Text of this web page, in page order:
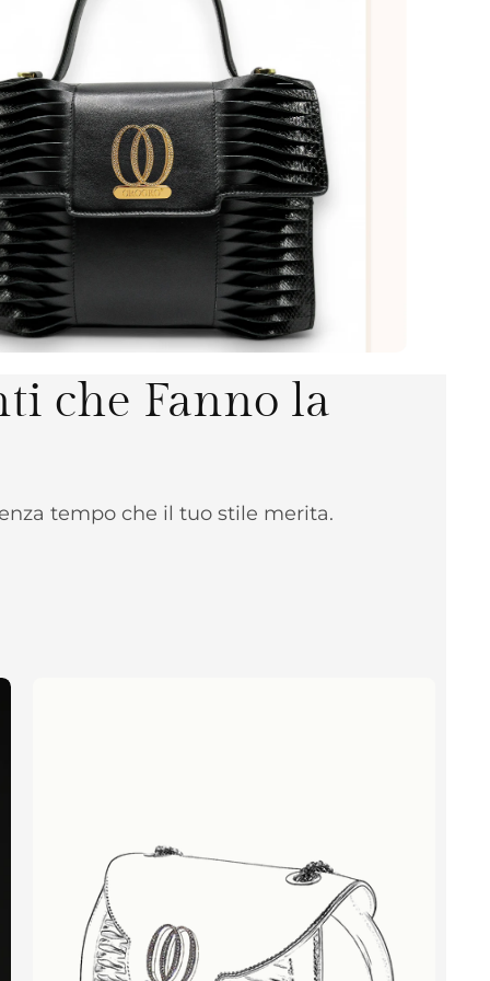
che Fanno la
tempo che il tuo stile merita.